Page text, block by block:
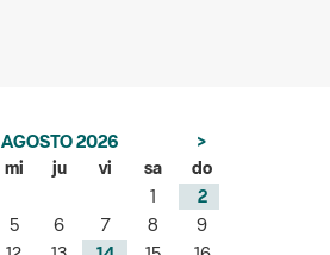
AGOSTO 2026
>
mi ju vi sa
do
1
2
5 6 7 8
9